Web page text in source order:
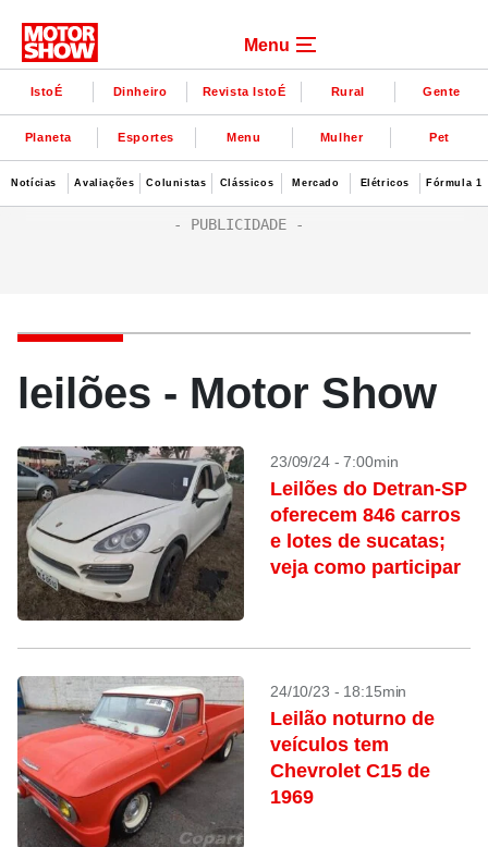
Menu
IstoÉ Dinheiro Revista IstoÉ Rural Gente
Planeta Esportes Menu Mulher Pet
Notícias Avaliações Colunistas Clássicos Mercado Elétricos Fórmula 1
leilões - Motor Show
23/09/24 - 7:00min
Leilões do Detran-SP
oferecem 846 carros
e lotes de sucatas;
veja como participar
24/10/23 - 18:15min
Leilão noturno de
veículos tem
Chevrolet C15 de
1969